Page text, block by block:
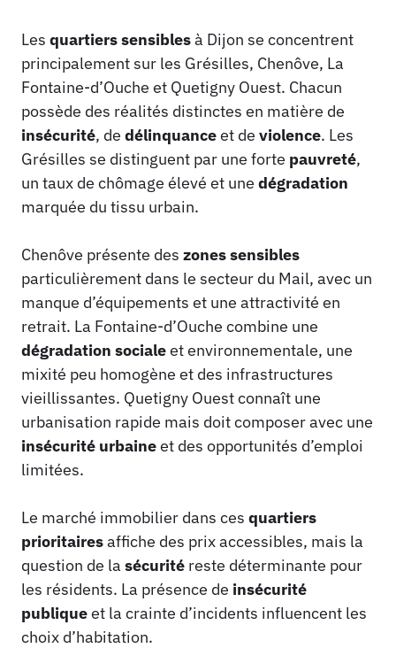
Les quartiers sensiblesà Dijon se concentrent
principalement sur les Grésilles, Chenôve, La
Fontaine-d’Ouche et Quetigny Ouest. Chacun
possède des réalités distinctes en matière de
insécurité, de délinquanceet de violence. Les
Grésilles se distinguent par une forte pauvreté,
un taux de chômage élevé et une dégradation
marquée du tissu urbain.
Chenôve présente des zones sensibles
particulièrement dans le secteur du Mail, avec un
manque d’équipements et une attractivité en
retrait. La Fontaine-d’Ouche combine une
dégradation socialeet environnementale, une
mixité peu homogène et des infrastructures
vieillissantes. Quetigny Ouest connaît une
urbanisation rapide mais doit composer avec une
insécurité urbaineet des opportunités d’emploi
limitées.
Le marché immobilier dans ces quartiers
prioritairesaffiche des prix accessibles, mais la
question de la sécurité reste déterminante pour
les résidents. La présence de insécurité
publiqueet la crainte d’incidents influencent les
choix d’habitation.